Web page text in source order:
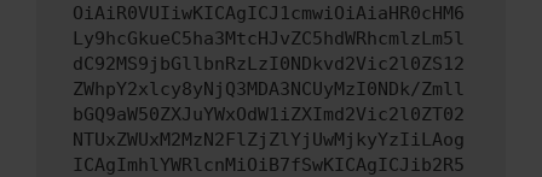
OiAiR0VUIiwKICAgICJ1cmwiOiAiaHR0cHM6
Ly9hcGkueC5ha3MtcHJvZC5hdWRhcmlzLm5l
dC92MS9jbGllbnRzLzI0NDkvd2Vic2l0ZS12
ZWhpY2xlcy8yNjQ3MDA3NCUyMzI0NDk/Zmll
bGQ9aW50ZXJuYWxOdW1iZXImd2Vic2l0ZT02
NTUxZWUxM2MzN2FlZjZlYjUwMjkyYzIiLAog
ICAgImhlYWRlcnMiOiB7fSwKICAgICJib2R5